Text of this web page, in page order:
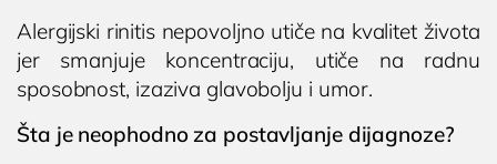
Alergijski rinitis nepovoljno utiče na kvalitet života
jer smanjuje koncentraciju, utiče na radnu
sposobnost, izaziva glavobolju i umor.
Šta je neophodno za postavljanje dijagnoze?